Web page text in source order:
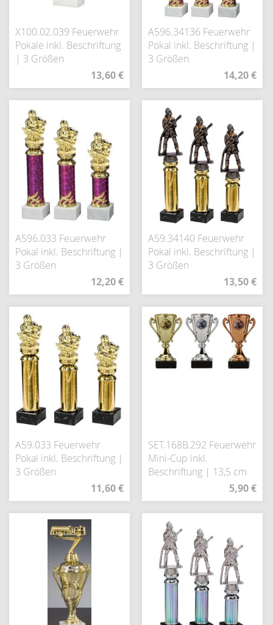
X100.02.039 Feuerwehr
Pokale inkl. Beschriftung
| 3 Größen
13,60 €
A596.34136 Feuerwehr
Pokal inkl. Beschriftung |
3 Größen
14,20 €
A596.033 Feuerwehr
Pokal inkl. Beschriftung |
3 Größen
12,20 €
A59.34140 Feuerwehr
Pokal inkl. Beschriftung |
3 Größen
13,50 €
A59.033 Feuerwehr
Pokal inkl. Beschriftung |
3 Größen
11,60 €
SET.168B.292 Feuerwehr
Mini-Cup inkl.
Beschriftung | 13,5 cm
5,90 €